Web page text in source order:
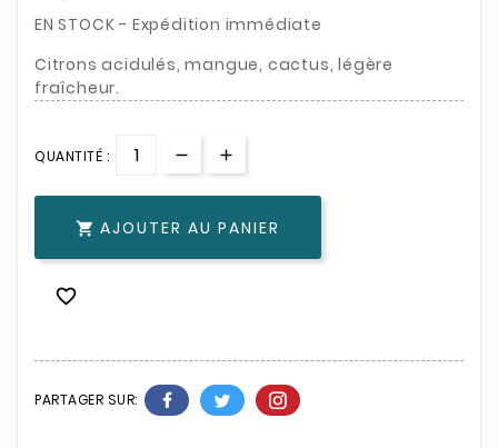
EN STOCK - Expédition immédiate
Citrons acidulés, mangue, cactus, légère
fraîcheur.
QUANTITÉ :
 AJOUTER AU PANIER

PARTAGER SUR: